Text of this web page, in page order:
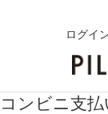
ログイ
コンビニ支